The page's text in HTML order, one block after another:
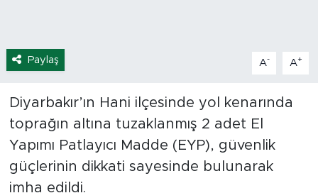
Paylaş A- A+
Diyarbakır’ın Hani ilçesinde yol kenarında
toprağın altına tuzaklanmış 2 adet El
Yapımı Patlayıcı Madde (EYP), güvenlik
güçlerinin dikkati sayesinde bulunarak
imha edildi.